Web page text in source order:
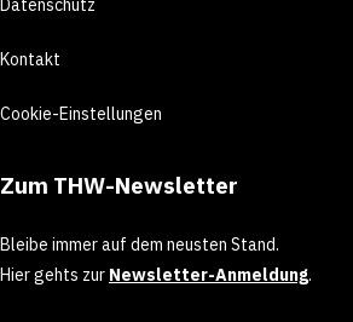
Datenschutz
Kontakt
Cookie-Einstellungen
Zum THW-Newsletter
Bleibe immer auf dem neusten Stand.
Hier gehts zur Newsletter-Anmeldung.